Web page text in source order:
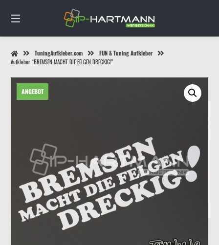
Inhalt
TuningAufkleber.com
FUN & Tuning Aufkleber
Aufkleber “BREMSEN MACHT DIE FELGEN DRECKIG!”
ANGEBOT